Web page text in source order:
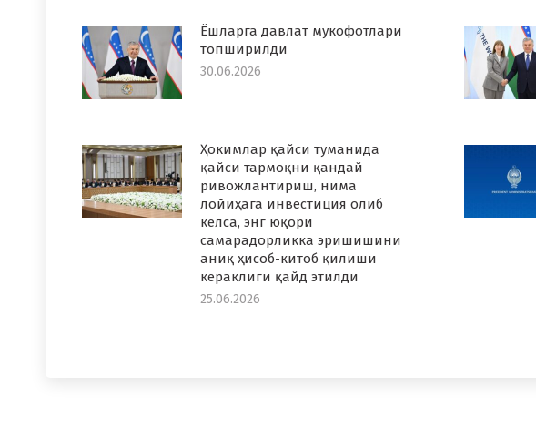
Ёшларга давлат мукофотлари
топширилди
30.06.2026
Ҳокимлар қайси туманида
қайси тармоқни қандай
ривожлантириш, нима
лойиҳага инвестиция олиб
келса, энг юқори
самарадорликка эришишини
аниқ ҳисоб-китоб қилиши
кераклиги қайд этилди
25.06.2026